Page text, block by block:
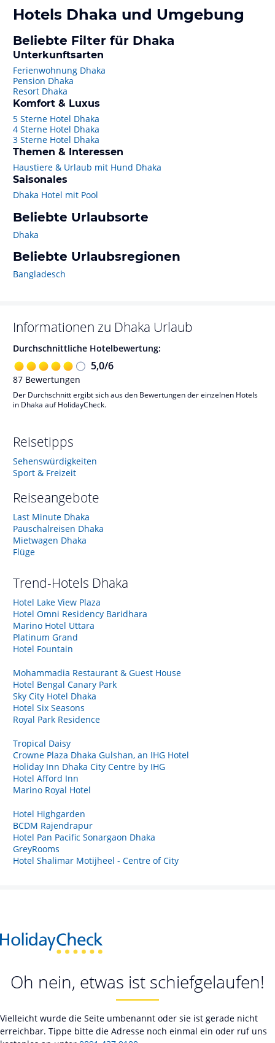
Hotels Dhaka und Umgebung
Beliebte Filter für Dhaka
Unterkunftsarten
Ferienwohnung Dhaka
Pension Dhaka
Resort Dhaka
Komfort & Luxus
5 Sterne Hotel Dhaka
4 Sterne Hotel Dhaka
3 Sterne Hotel Dhaka
Themen & Interessen
Haustiere & Urlaub mit Hund Dhaka
Saisonales
Dhaka Hotel mit Pool
Beliebte Urlaubsorte
Dhaka
Beliebte Urlaubsregionen
Bangladesch
Informationen zu Dhaka Urlaub
Durchschnittliche Hotelbewertung:
5,0/6
87 Bewertungen
Der Durchschnitt ergibt sich aus den Bewertungen der einzelnen Hotels
in Dhaka auf HolidayCheck.
Reisetipps
Sehenswürdigkeiten
Sport & Freizeit
Reiseangebote
Last Minute Dhaka
Pauschalreisen Dhaka
Mietwagen Dhaka
Flüge
Trend-Hotels Dhaka
Hotel Lake View Plaza
Hotel Omni Residency Baridhara
Marino Hotel Uttara
Platinum Grand
Hotel Fountain
Mohammadia Restaurant & Guest House
Hotel Bengal Canary Park
Sky City Hotel Dhaka
Hotel Six Seasons
Royal Park Residence
Tropical Daisy
Crowne Plaza Dhaka Gulshan, an IHG Hotel
Holiday Inn Dhaka City Centre by IHG
Hotel Afford Inn
Marino Royal Hotel
Hotel Highgarden
BCDM Rajendrapur
Hotel Pan Pacific Sonargaon Dhaka
GreyRooms
Hotel Shalimar Motijheel - Centre of City
Oh nein, etwas ist schiefgelaufen!
Vielleicht wurde die Seite umbenannt oder sie ist gerade nicht
erreichbar. Tippe bitte die Adresse noch einmal ein oder ruf uns